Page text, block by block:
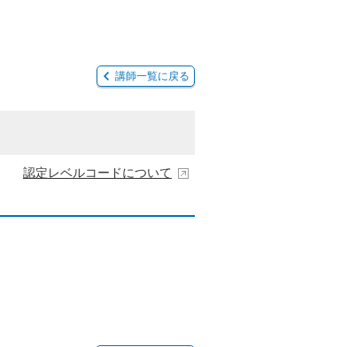
講師一覧に戻る
認定レベルコードについて